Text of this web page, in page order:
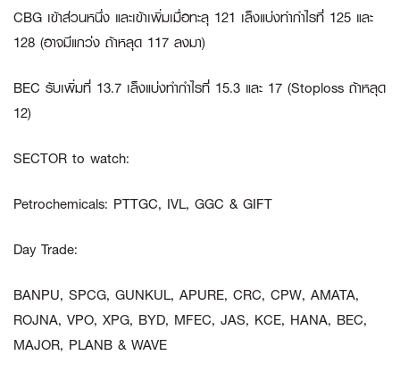
CBG เข้าส่วนหนึ่ง และเข้าเพิ่มเมื่อทะลุ 121 เล็งแบ่งทำกำไรที่ 125 และ
128 (อาจมีแกว่ง ถ้าหลุด 117 ลงมา)
BEC รับเพิ่มที่ 13.7 เล็งแบ่งทำกำไรที่ 15.3 และ 17 (Stoploss ถ้าหลุด
12)
SECTOR to watch:
Petrochemicals: PTTGC, IVL, GGC & GIFT
Day Trade:
BANPU, SPCG, GUNKUL, APURE, CRC, CPW, AMATA,
ROJNA, VPO, XPG, BYD, MFEC, JAS, KCE, HANA, BEC,
MAJOR, PLANB & WAVE